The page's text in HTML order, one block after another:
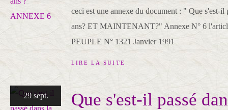
ceci est une annexe du document : " Que s'est-
ans? ET MAINTENANT?" Annexe N° 6
PEUPLE N° 1321 Janvier 1991
LIRE LA SUITE
29 sept.
Que s'est-il passé